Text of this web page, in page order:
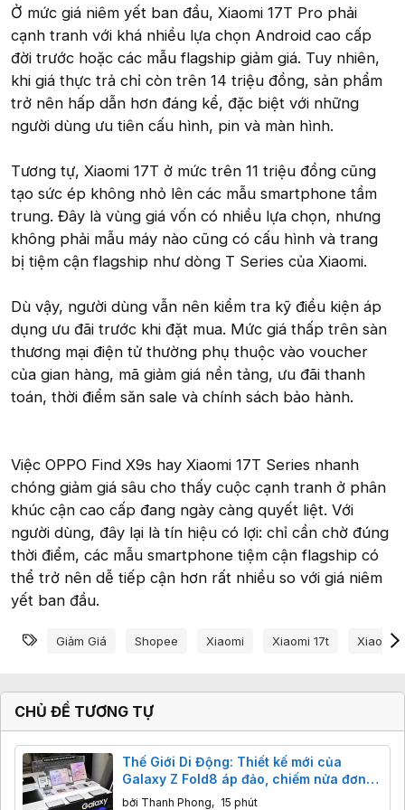
Ở mức giá niêm yết ban đầu, Xiaomi 17T Pro phải
cạnh tranh với khá nhiều lựa chọn Android cao cấp
đời trước hoặc các mẫu flagship giảm giá. Tuy nhiên,
khi giá thực trả chỉ còn trên 14 triệu đồng, sản phẩm
trở nên hấp dẫn hơn đáng kể, đặc biệt với những
người dùng ưu tiên cấu hình, pin và màn hình.
Tương tự, Xiaomi 17T ở mức trên 11 triệu đồng cũng
tạo sức ép không nhỏ lên các mẫu smartphone tầm
trung. Đây là vùng giá vốn có nhiều lựa chọn, nhưng
không phải mẫu máy nào cũng có cấu hình và trang
bị tiệm cận flagship như dòng T Series của Xiaomi.
Dù vậy, người dùng vẫn nên kiểm tra kỹ điều kiện áp
dụng ưu đãi trước khi đặt mua. Mức giá thấp trên sàn
thương mại điện tử thường phụ thuộc vào voucher
của gian hàng, mã giảm giá nền tảng, ưu đãi thanh
toán, thời điểm săn sale và chính sách bảo hành.
Việc OPPO Find X9s hay Xiaomi 17T Series nhanh
chóng giảm giá sâu cho thấy cuộc cạnh tranh ở phân
khúc cận cao cấp đang ngày càng quyết liệt. Với
người dùng, đây lại là tín hiệu có lợi: chỉ cần chờ đúng
thời điểm, các mẫu smartphone tiệm cận flagship có
thể trở nên dễ tiếp cận hơn rất nhiều so với giá niêm
yết ban đầu.
Từ khóa
Giảm Giá Shopee Xiaomi Xiaomi 17t Xiaomi
CHỦ ĐỀ TƯƠNG TỰ
Thế Giới Di Động: Thiết kế mới của
Galaxy Z Fold8 áp đảo, chiếm nửa đơn
đặt trước
bởi Thanh Phong, 15 phút